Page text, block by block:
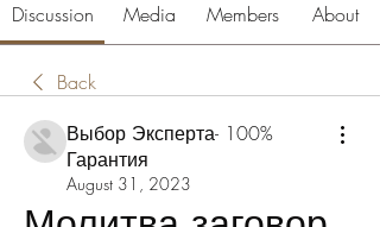
Discussion Media Members About
Back
Выбор Эксперта- 100%
Гарантия
August 31, 2023